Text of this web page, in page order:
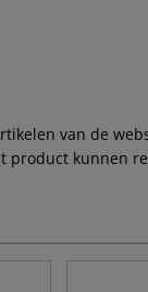
van de
product kunnen